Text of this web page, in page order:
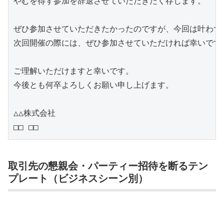
ぜひ参加させていただきたかったのですが、今回は叶わ
次回開催の際には、ぜひ参加させていただければ幸いです
ご理解いただけますと幸いです。
今後とも何卒よろしくお願い申し上げます。
△△株式会社
□□ □□
取引先の懇親会・パーティー招待を断るテン
プレート（ビジネスシーン別）